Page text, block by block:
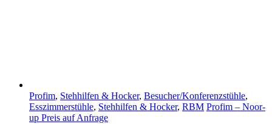
Profim, Stehhilfen & Hocker, Besucher/Konferenzstühle,
Esszimmerstühle, Stehhilfen & Hocker, RBM Profim – Noor-
up Preis auf Anfrage